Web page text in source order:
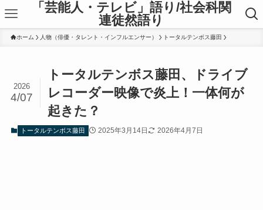
「芸能人・テレビ」語り/社会科関
連徒然語り
ホーム 人物（俳優・タレント・インフルエンサー） トータルテンボス藤田
トータルテンボス藤田、ドライブ
レコーダー映像で炎上！一体何が
起きた？
2026
4/07
トータルテンボス藤田 2025年3月14日 2026年4月7日